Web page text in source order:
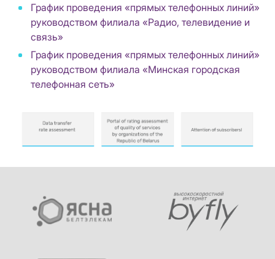
График проведения «прямых телефонных линий»
руководством филиала «Радио, телевидение и
связь»
График проведения «прямых телефонных линий»
руководством филиала «Минская городская
телефонная сеть»